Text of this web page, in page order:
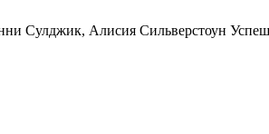
Сулджик, Алисия Сильверстоун